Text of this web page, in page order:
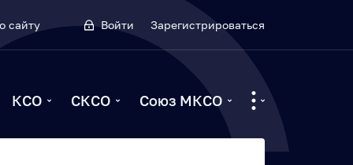
сайту Войти Зарегистрироваться
КСО СКСО Союз МКСО